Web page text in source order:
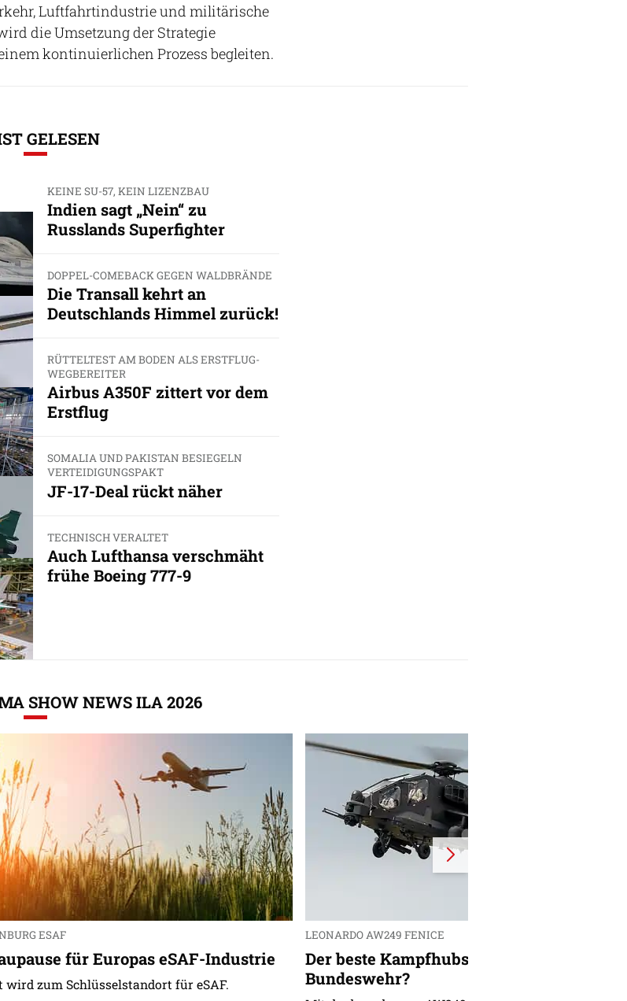
Luftfahrtindustrie und militärische
die Umsetzung der Strategie
kontinuierlichen Prozess begleiten.
GELESEN
KEINE SU-57, KEIN LIZENZBAU
Indien sagt „Nein“ zu
Russlands Superfighter
DOPPEL-COMEBACK GEGEN WALDBRÄNDE
Die Transall kehrt an
Deutschlands Himmel zurück!
RÜTTELTEST AM BODEN ALS ERSTFLUG-
WEGBEREITER
Airbus A350F zittert vor dem
Erstflug
SOMALIA UND PAKISTAN BESIEGELN
VERTEIDIGUNGSPAKT
JF-17-Deal rückt näher
TECHNISCH VERALTET
Auch Lufthansa verschmäht
frühe Boeing 777-9
SHOW NEWS ILA 2026
ESAF
für Europas eSAF-Industrie
wird zum Schlüsselstandort für eSAF.
LEONARDO AW249 FENICE
Der beste Kampfhubschrauber für die
Bundeswehr?